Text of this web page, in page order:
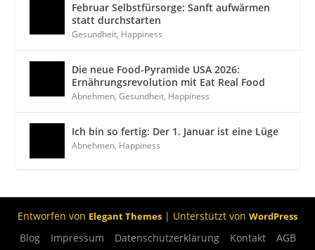
Februar Selbstfürsorge: Sanft aufwärmen
statt durchstarten
Gesundheit, Happiness
Die neue Food-Pyramide USA 2026:
Ernährungsrevolution mit Eat Real Food
Abnehmen,Gesundheit, Happiness
Ich bin so fertig: Der 1. Januar ist eine Lüge
Abnehmen, Happiness
Entworfen von Elegant Themes | Unterstützt von WordPress
Blog Impressum Datenschutzerklärung Kontakt AGB